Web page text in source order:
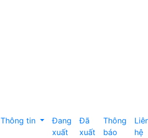
Thông tin
Đang
xuất
Đã
xuất
Thông
báo
hệ